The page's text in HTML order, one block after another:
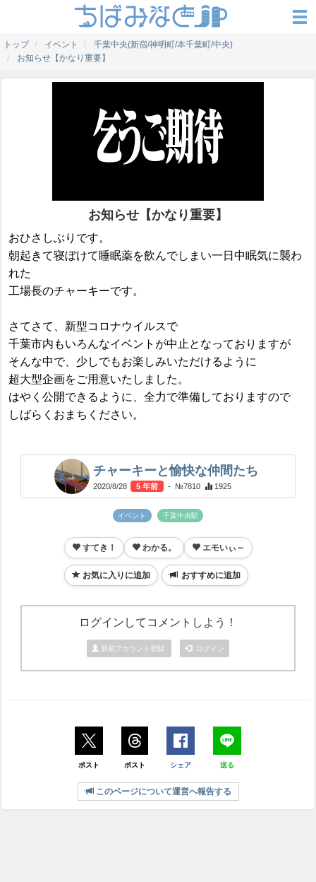
トップ イベント
千葉中央(新宿/神明町/本千葉町/中央)
お知らせ【かなり重要】
お知らせ【かなり重要】
おひさしぶりです。
朝起きて寝ぼけて睡眠薬を飲んでしまい一日中眠気に襲わ
れた
工場長のチャーキーです。
さてさて、新型コロナウイルスで
千葉市内もいろんなイベントが中止となっておりますが
そんな中で、少しでもお楽しみいただけるように
超大型企画をご用意いたしました。
はやく公開できるように、全力で準備しておりますので
しばらくおまちください。
チャーキーと愉快な仲間たち
2020/8/28 5 年前 - №7810 1925
イベント 千葉中央駅
すてき！ わかる。 エモいぃ～
お気に入りに追加 おすすめに追加
ログインしてコメントしよう！
新規アカウント登録 ログイン
ポスト ポスト シェア 送る
このページについて運営へ報告する